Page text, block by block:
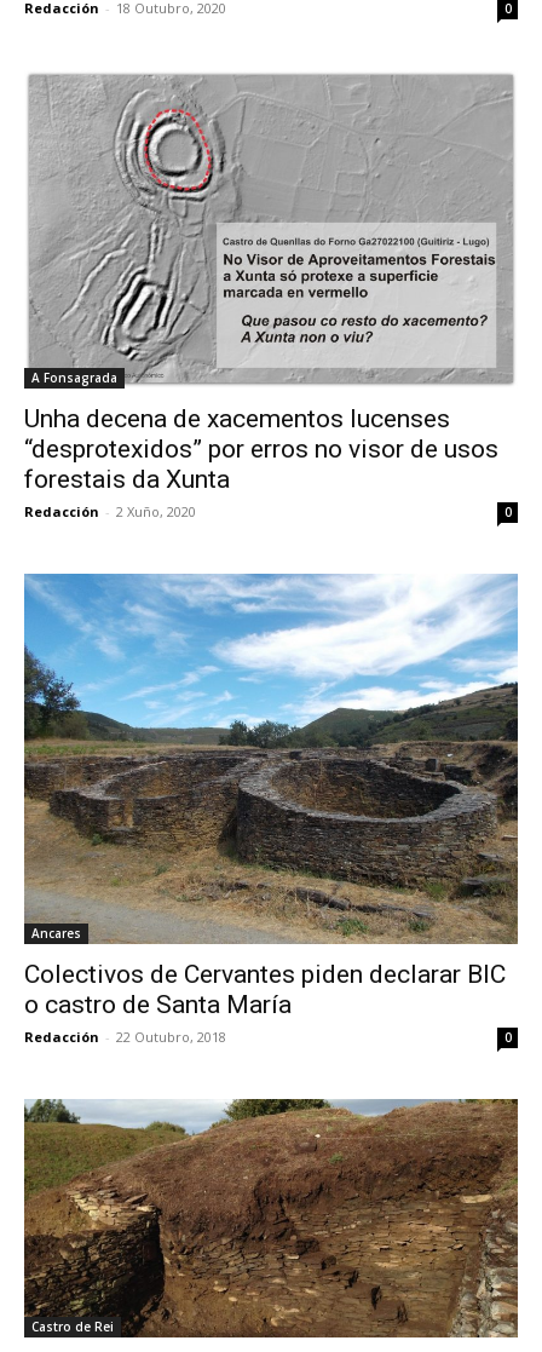
Redacción - 18 Outubro, 2020 0
A Fonsagrada
Unha decena de xacementos lucenses
“desprotexidos” por erros no visor de usos
forestais da Xunta
Redacción - 2 Xuño, 2020 0
Ancares
Colectivos de Cervantes piden declarar BIC
o castro de Santa María
Redacción - 22 Outubro, 2018 0
Castro de Rei